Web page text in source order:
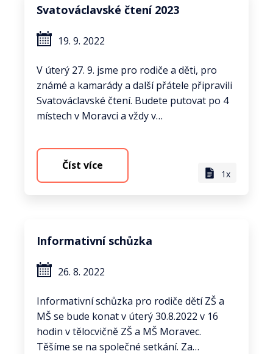
Svatováclavské čtení 2023
19. 9. 2022
V úterý 27. 9. jsme pro rodiče a děti, pro
známé a kamarády a další přátele připravili
Svatováclavské čtení. Budete putovat po 4
místech v Moravci a vždy v…
Číst více
1x
Informativní schůzka
26. 8. 2022
Informativní schůzka pro rodiče dětí ZŠ a
MŠ se bude konat v úterý 30.8.2022 v 16
hodin v tělocvičně ZŠ a MŠ Moravec.
Těšíme se na společné setkání. Za…